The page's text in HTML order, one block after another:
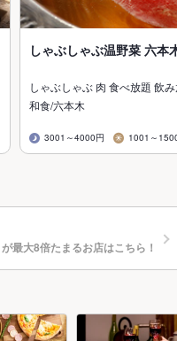
しゃぶしゃぶ温野菜 六本
しゃぶしゃぶ 肉 食べ放題 飲
和食/六本木
3001～4000円 1001～
最大8倍たまるお店はこちら！